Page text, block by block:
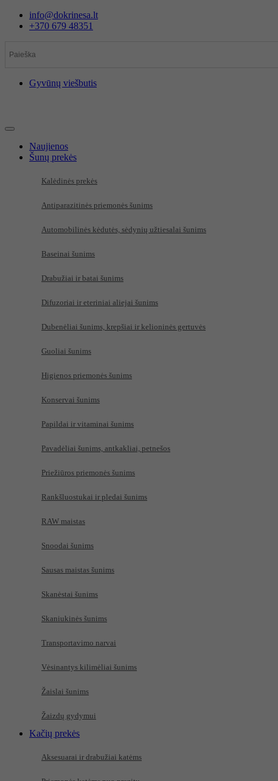
info@dokrinesa.lt
+370 679 48351
Gyvūnų viešbutis
Naujienos
Šunų prekės
Kalėdinės prekės
Antiparazitinės priemonės šunims
Automobilinės kėdutės, sėdynių užtiesalai šunims
Baseinai šunims
Drabužiai ir batai šunims
Difuzoriai ir eteriniai aliejai šunims
Dubenėliai šunims, krepšiai ir kelioninės gertuvės
Guoliai šunims
Higienos priemonės šunims
Konservai šunims
Papildai ir vitaminai šunims
Pavadėliai šunims, antkakliai, petnešos
Priežiūros priemonės šunims
Rankšluostukai ir pledai šunims
RAW maistas
Snoodai šunims
Sausas maistas šunims
Skanėstai šunims
Skaniukinės šunims
Transportavimo narvai
Vėsinantys kilimėliai šunims
Žaislai šunims
Žaizdų gydymui
Kačių prekės
Aksesuarai ir drabužiai katėms